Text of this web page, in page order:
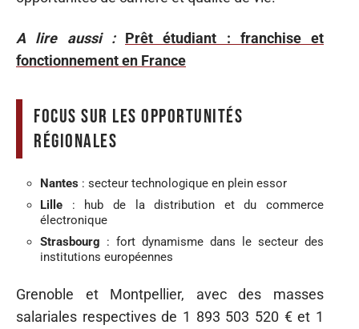
A lire aussi :
Prêt étudiant : franchise et
fonctionnement en France
Focus sur les opportunités
régionales
Nantes : secteur technologique en plein essor
Lille : hub de la distribution et du commerce
électronique
Strasbourg : fort dynamisme dans le secteur des
institutions européennes
Grenoble et Montpellier, avec des masses
salariales respectives de 1 893 503 520 € et 1